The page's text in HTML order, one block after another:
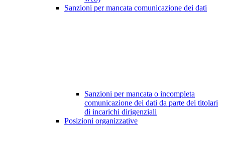
Sanzioni per mancata comunicazione dei dati
Sanzioni per mancata o incompleta
comunicazione dei dati da parte dei titolari
di incarichi dirigenziali
Posizioni organizzative